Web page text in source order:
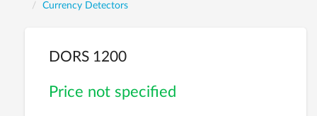
Currency Detectors
DORS 1200
Price not specified